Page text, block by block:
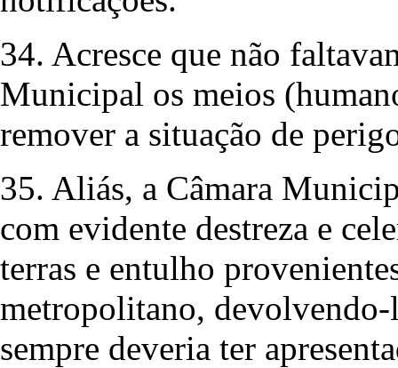
34. Acresce que não
Municipal os meios
remover a situação de
35. Aliás, a Câmara
com evidente destreza e
terras e entulho
metropolitano, devolvendo-
sempre deveria ter